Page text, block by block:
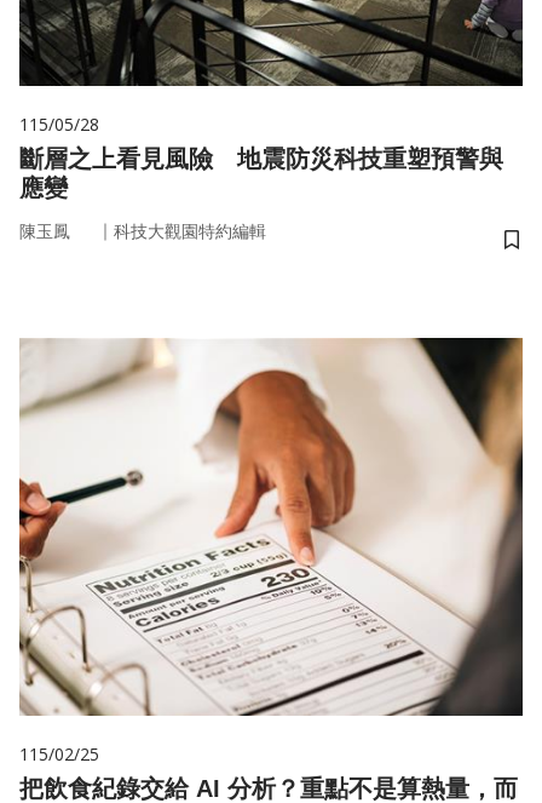
115/05/28
斷層之上看見風險 地震防災科技重塑預警與
應變
陳玉鳳 ｜ 科技大觀園特約編輯
儲
115/02/25
把飲食紀錄交給 AI 分析？重點不是算熱量，而